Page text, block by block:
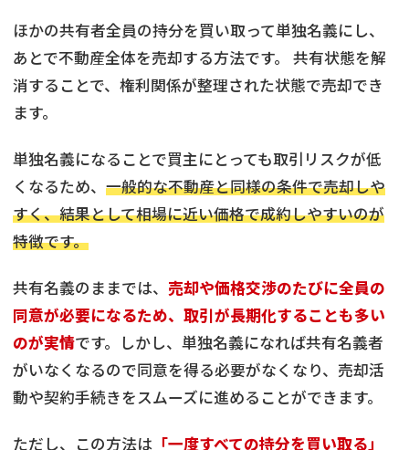
ほかの共有者全員の持分を買い取って単独名義にし、
あとで不動産全体を売却する方法です。 共有状態を解
消することで、権利関係が整理された状態で売却でき
ます。
単独名義になることで買主にとっても取引リスクが低
くなるため、 一般的な不動産と同様の条件で売却しや
すく、結果として相場に近い価格で成約しやすいのが
特徴です。
共有名義のままでは、 売却や価格交渉のたびに全員の
同意が必要になるため、取引が長期化することも多い
のが実情です。しかし、単独名義になれば共有名義者
がいなくなるので同意を得る必要がなくなり、売却活
動や契約手続きをスムーズに進めることができます。
ただし、この方法は 「一度すべての持分を買い取る」